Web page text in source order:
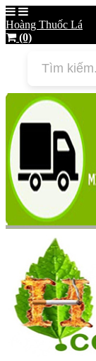
Hoàng Thuốc Lá
(0)